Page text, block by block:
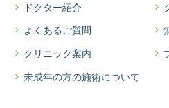
ドクター紹介
よくあるご質問
クリニック案内
未成年の方の施術について